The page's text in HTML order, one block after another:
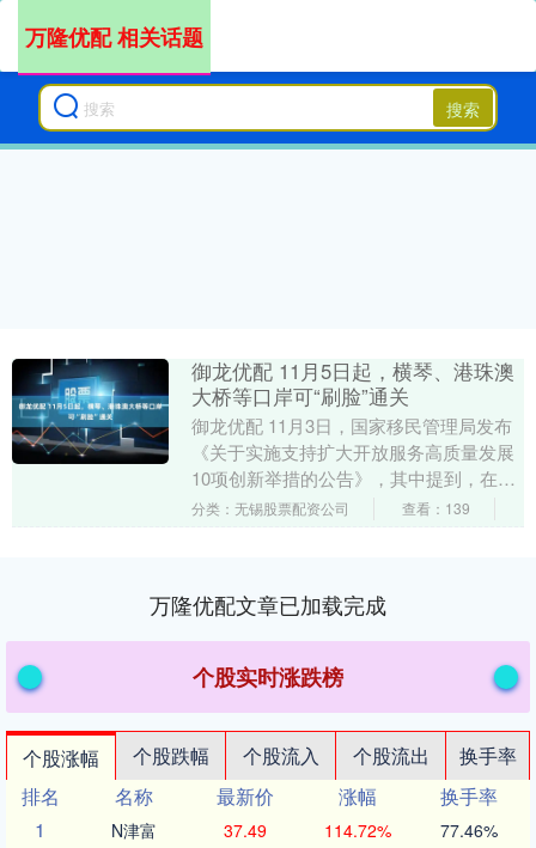
搜索
万隆优配 相关话题
御龙优配 11月5日起，横琴、港珠澳
大桥等口岸可“刷脸”通关
御龙优配 11月3日，国家移民管理局发布
《关于实施支持扩大开放服务高质量发展
10项创新举措的公告》，其中提到，在部
分与港澳台通航通行口岸推广应用智能通
分类：无锡股票配资公司 查看：139
万隆优配文章已加载完成
个股实时涨跌榜
个股涨幅 个股跌幅 个股流入 个股流出
换手率
排名
名称 最新价 涨幅
换手率
1
N津富 37.49 114.72% 77.46%